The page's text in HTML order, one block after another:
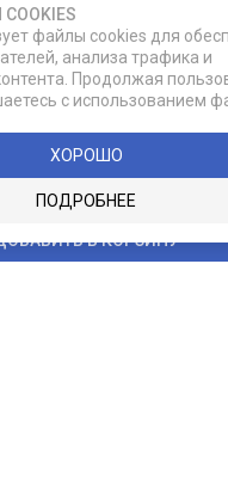
F355/31-02
набор из двух
2 490
В КОРЗИНУ
файлы cookies для
анализа трафика и
Продолжая
с использованием
ХОРОШО
ПОДРОБНЕЕ